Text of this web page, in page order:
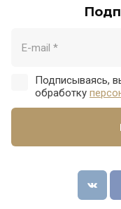
Подписываясь,
обработку